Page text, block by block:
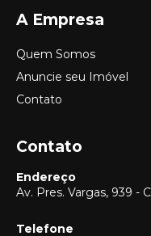
A Empresa
Quem Somos
Anuncie seu Imóvel
Contato
Contato
Endereço
Av. Pres. Vargas, 939 -
Telefone